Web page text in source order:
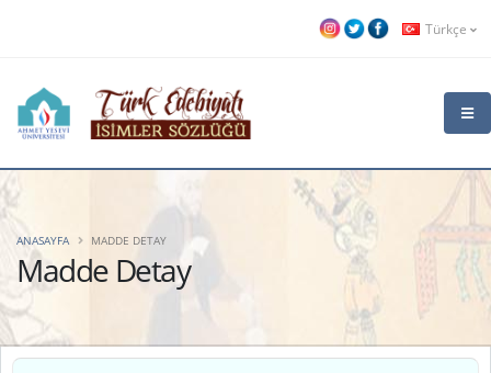
Türkçe
Madde Detay
ANASAYFA MADDE DETAY